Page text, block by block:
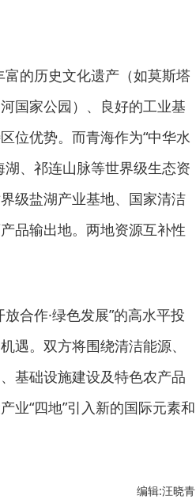
富的历史文化遗产（如莫斯塔
国家公园）、良好的工业基
位优势。而青海作为“中华水
、祁连山脉等世界级生态资
级盐湖产业基地、国家清洁
品输出地。两地资源互补性
合作·绿色发展”的高水平投
遇。双方将围绕清洁能源、
基础设施建设及特色农产品
业“四地”引入新的国际元素和
编辑:汪晓青